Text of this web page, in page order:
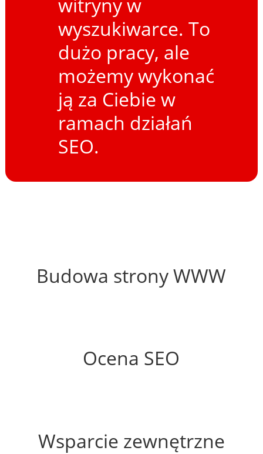
wyszukiwarce. To
dużo pracy, ale
możemy wykonać
ją za Ciebie w
ramach działań
SEO.
Budowa strony WWW
Ocena SEO
Wsparcie zewnętrzne